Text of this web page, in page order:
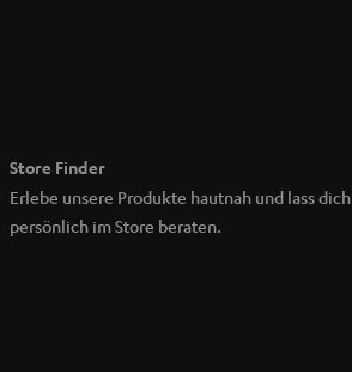
Store Finder
Erlebe unsere Produkte hautnah und lass dich
persönlich im Store beraten.